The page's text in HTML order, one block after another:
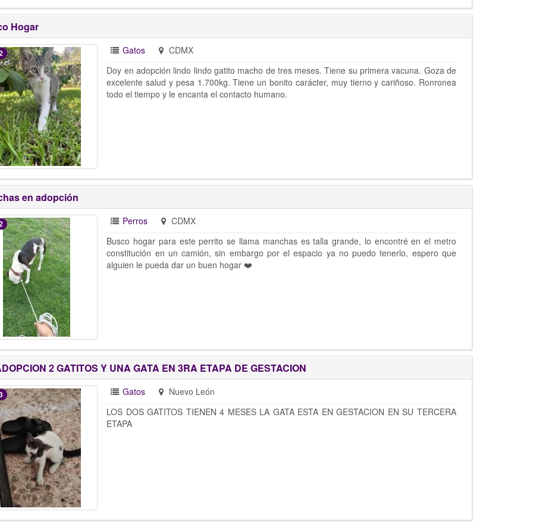
Hogar
Gatos
CDMX
Doy en adopción lindo lindo gatito macho de tres meses. Tiene su primera vacuna. Goza de
excelente salud y pesa 1.700kg. Tiene un bonito carácter, muy tierno y cariñoso. Ronronea
todo el tiempo y le encanta el contacto humano.
en adopción
Perros
CDMX
Busco hogar para este perrito se llama manchas es talla grande, lo encontré en el metro
constitución en un camión, sin embargo por el espacio ya no puedo tenerlo, espero que
alguien le pueda dar un buen hogar ❤️
2 GATITOS Y UNA GATA EN 3RA ETAPA DE GESTACION
Gatos
Nuevo León
LOS DOS GATITOS TIENEN 4 MESES LA GATA ESTA EN GESTACION EN SU TERCERA
ETAPA